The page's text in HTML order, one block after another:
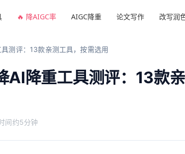
🔥 降AIGC率 AIGC降重 论文写作 改写润
测评：13款亲测工具，按需选用
降重工具测评：13款
间约5分钟